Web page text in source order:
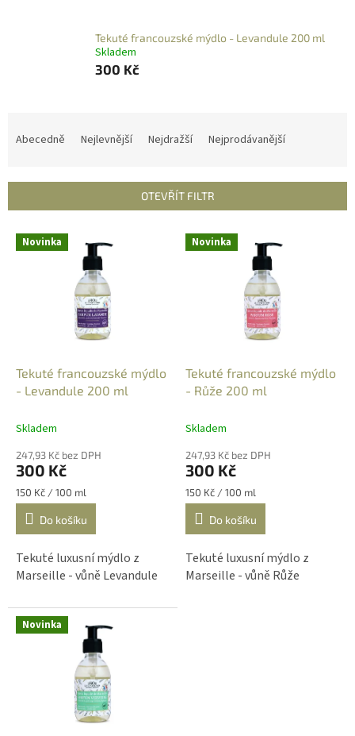
Tekuté francouzské mýdlo - Levandule 200 ml
Skladem
300 Kč
í
Abecedně Nejlevnější Nejdražší Nejprodávanější
OTEVŘÍT FILTR
V Novinka
Tekuté francouzské mýdlo
- Levandule 200 ml
Skladem
247,93 Kč bez DPH
300 Kč
Měrná
cena:
150 Kč / 100 ml
Do košíku
Tekuté luxusní mýdlo z
Marseille - vůně Levandule
Novinka
Tekuté francouzské mýdlo
- Růže 200 ml
Skladem
247,93 Kč bez DPH
300 Kč
Měrná
cena:
150 Kč / 100 ml
Do košíku
Tekuté luxusní mýdlo z
Marseille - vůně Růže
Novinka